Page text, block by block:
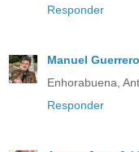
Responder
Manuel Guerrero
Enhorabuena,
Responder